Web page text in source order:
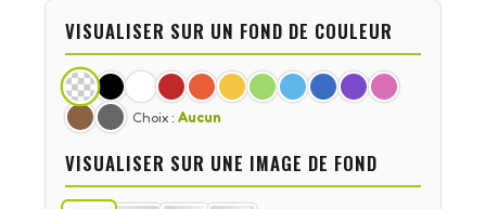
VISUALISER SUR UN FOND DE COULEUR
Choix : Aucun
VISUALISER SUR UNE IMAGE DE FOND